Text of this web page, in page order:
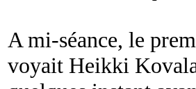
A mi-séance, le
voyait Heikki